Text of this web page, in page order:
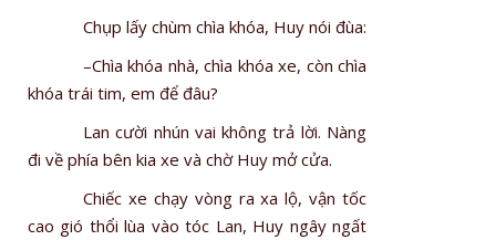
Chụp lấy chùm chìa khóa, Huy nói đùa:
–Chìa khóa nhà, chìa khóa xe, còn chìa
khóa trái tim, em để đâu?
Lan cười nhún vai không trả lời. Nàng
đi về phía bên kia xe và chờ Huy mở cửa.
Chiếc xe chạy vòng ra xa lộ, vận tốc
cao gió thổi lùa vào tóc Lan, Huy ngây ngất